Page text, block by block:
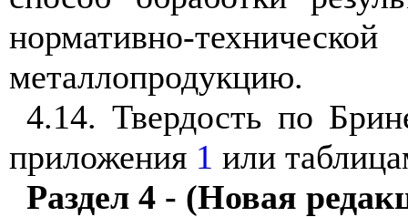
нормативно-
металлопродукцию.
4.14. Твердость по
приложения 1 или
Раздел 4 - (Новая